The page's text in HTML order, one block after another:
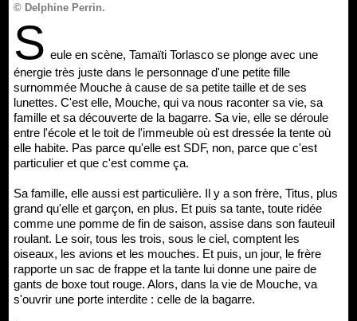
© Delphine Perrin.
S eule en scène, Tamaïti Torlasco se plonge avec une
énergie très juste dans le personnage d'une petite fille
surnommée Mouche à cause de sa petite taille et de ses
lunettes. C'est elle, Mouche, qui va nous raconter sa vie, sa
famille et sa découverte de la bagarre. Sa vie, elle se déroule
entre l'école et le toit de l'immeuble où est dressée la tente où
elle habite. Pas parce qu'elle est SDF, non, parce que c'est
particulier et que c'est comme ça.
Sa famille, elle aussi est particulière. Il y a son frère, Titus, plus
grand qu'elle et garçon, en plus. Et puis sa tante, toute ridée
comme une pomme de fin de saison, assise dans son fauteuil
roulant. Le soir, tous les trois, sous le ciel, comptent les
oiseaux, les avions et les mouches. Et puis, un jour, le frère
rapporte un sac de frappe et la tante lui donne une paire de
gants de boxe tout rouge. Alors, dans la vie de Mouche, va
s'ouvrir une porte interdite : celle de la bagarre.